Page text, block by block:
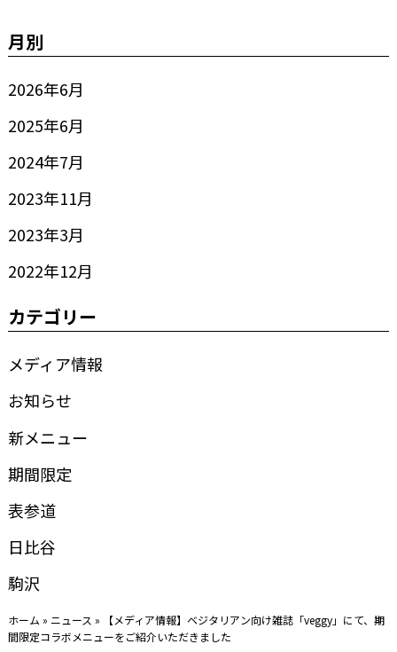
月別
2026年6月
2025年6月
2024年7月
2023年11月
2023年3月
2022年12月
カテゴリー
メディア情報
お知らせ
新メニュー
期間限定
表参道
日比谷
駒沢
ホーム » ニュース »
【メディア情報】ベジタリアン向け雑誌「veggy」にて、期
間限定コラボメニューをご紹介いただきました